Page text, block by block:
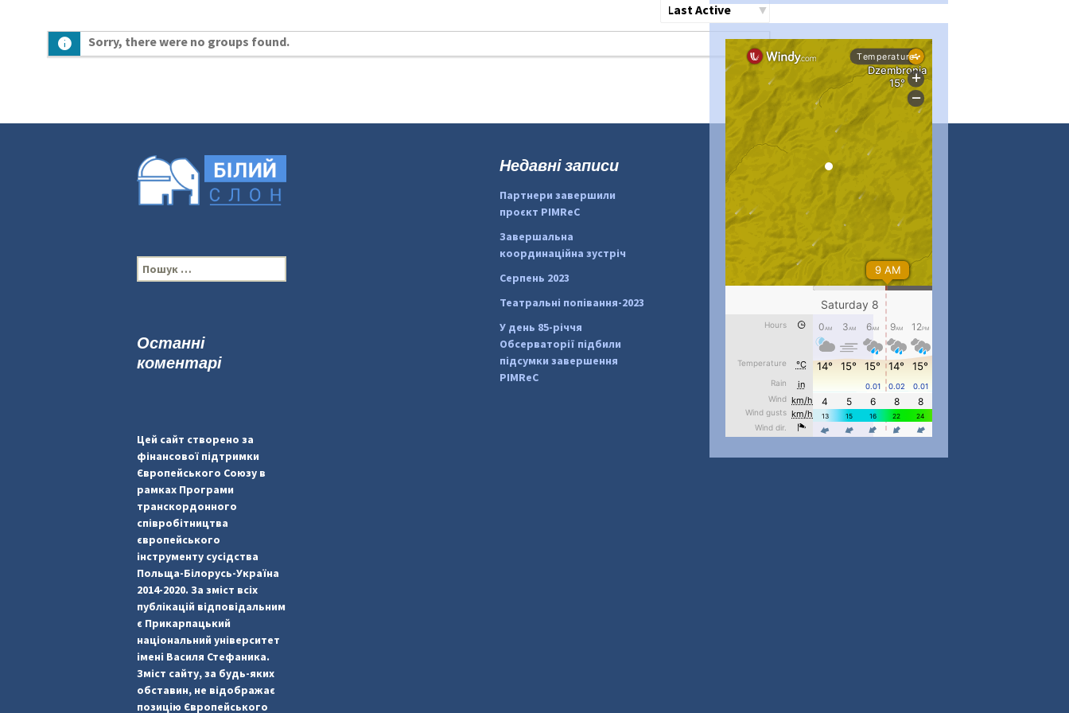
Сортувати
Sorry, there were no groups found.
#PipIvanToday
#PipIvanWeather

pimrec_project
#PipIvanWeather
...
pimrec_project
П
о
:
Недавні записи
Партнери завершили
проєкт PIMReC
Завершальна
координаційна зустріч
Серпень 2023
Театральні попівання-2023
У день 85-річчя
Обсерваторії підбили
підсумки завершення
PIMReC
Останні
коментарі
Цей сайт створено за
фінансової підтримки
Європейського Союзу в
рамках Програми
транскордонного
співробітництва
європейського
інструменту сусідства
Польща-Білорусь-Україна
2014-2020. За зміст всіх
публікацій відповідальним
є Прикарпацький
національний університет
імені Василя Стефаника.
Зміст сайту, за будь-яких
обставин, не відображає
позицію Європейського